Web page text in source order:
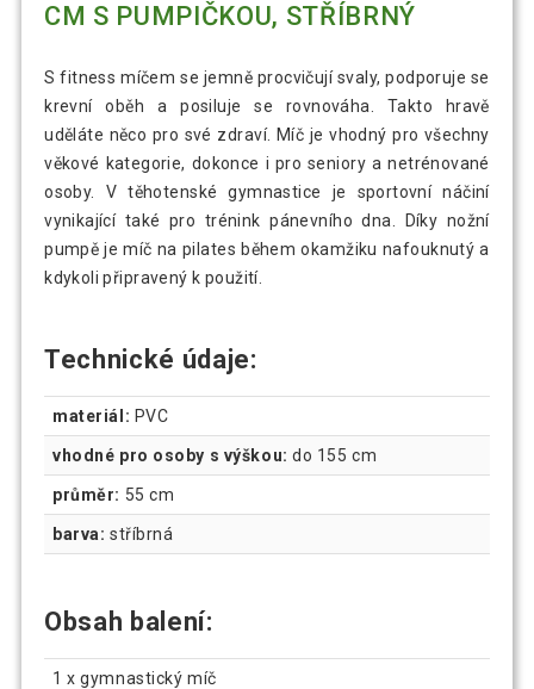
CM S PUMPIČKOU, STŘÍBRNÝ
S fitness míčem se jemně procvičují svaly, podporuje se
krevní oběh a posiluje se rovnováha. Takto hravě
uděláte něco pro své zdraví. Míč je vhodný pro všechny
věkové kategorie, dokonce i pro seniory a netrénované
osoby. V těhotenské gymnastice je sportovní náčiní
vynikající také pro trénink pánevního dna. Díky nožní
pumpě je míč na pilates během okamžiku nafouknutý a
kdykoli připravený k použití.
Technické údaje:
materiál: PVC
vhodné pro osoby s výškou: do 155 cm
průměr: 55 cm
barva: stříbrná
Obsah balení:
1 x gymnastický míč